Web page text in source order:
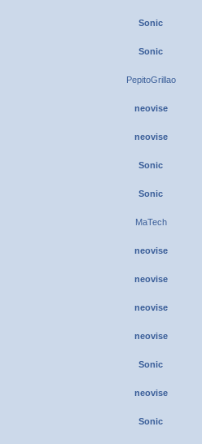
Sonic
Sonic
PepitoGrillao
neovise
neovise
Sonic
Sonic
MaTech
neovise
neovise
neovise
neovise
Sonic
neovise
Sonic